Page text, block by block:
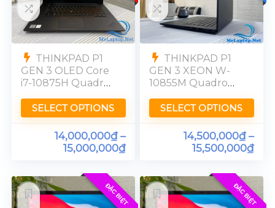
THINKPAD P1
GEN 3 OLED Core
i7-10875H Quadro
UHD 99%
SELECT OPTIONS
14,000,000₫–
15,000,000₫
THINKPAD P1
GEN 3 XEON W-
10855M Quadro
15″ FHD
SELECT OPTIONS
14,500,000₫–
15,500,000₫
ĐẶC BIỆT ĐẶC BIỆT